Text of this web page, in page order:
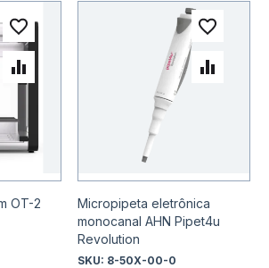
OT-2
Adicionar à lista de
Adicionar para Comparar
Micropipeta eletrônica
monocanal AHN Pipet4u
Revolution
SKU: 8-50X-00-0